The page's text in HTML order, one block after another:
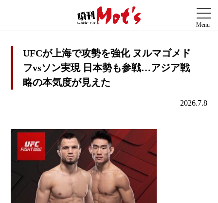
UFCが上海で攻勢を強化 ヌルマゴメド
フvsソン実現 日本勢も参戦…アジア戦
略の本気度が見えた
2026.7.8